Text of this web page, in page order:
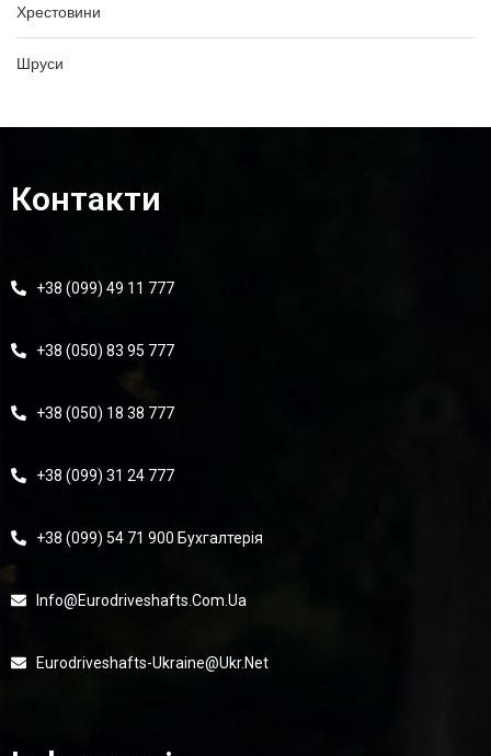
Хрестовини
Шруси
Контакти
+38 (099) 49 11 777
+38 (050) 83 95 777
+38 (050) 18 38 777
+38 (099) 31 24 777
+38 (099) 54 71 900 Бухгалтерія
Info@eurodriveshafts.com.ua
Eurodriveshafts-Ukraine@ukr.net